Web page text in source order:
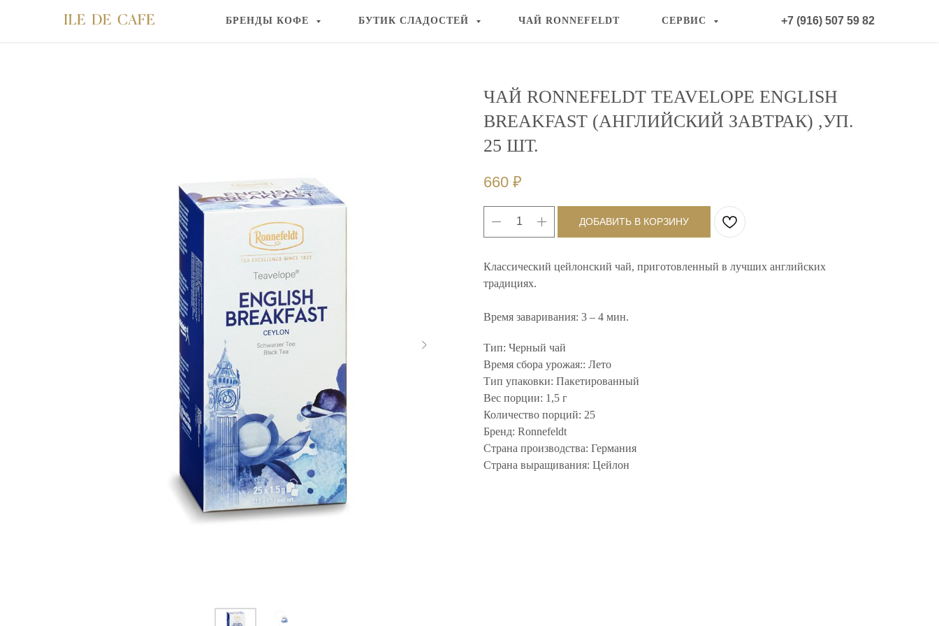
БРЕНДЫ КОФЕ БУТИК СЛАДОСТЕЙ ЧАЙ RONNEFELDT СЕРВИС +7 (916) 507 59 82
ЧАЙ RONNEFELDT TEAVELOPE ENGLISH
BREAKFAST (АНГЛИЙСКИЙ ЗАВТРАК) ,УП.
25 ШТ.
660 ₽
ДОБАВИТЬ В КОРЗИНУ
Классический цейлонский чай, приготовленный в лучших английских
традициях.
Время заваривания: 3 – 4 мин.
Тип: Черный чай
Время сбора урожая:: Лето
Тип упаковки: Пакетированный
Вес порции: 1,5 г
Количество порций: 25
Бренд: Ronnefeldt
Страна производства: Германия
Страна выращивания: Цейлон